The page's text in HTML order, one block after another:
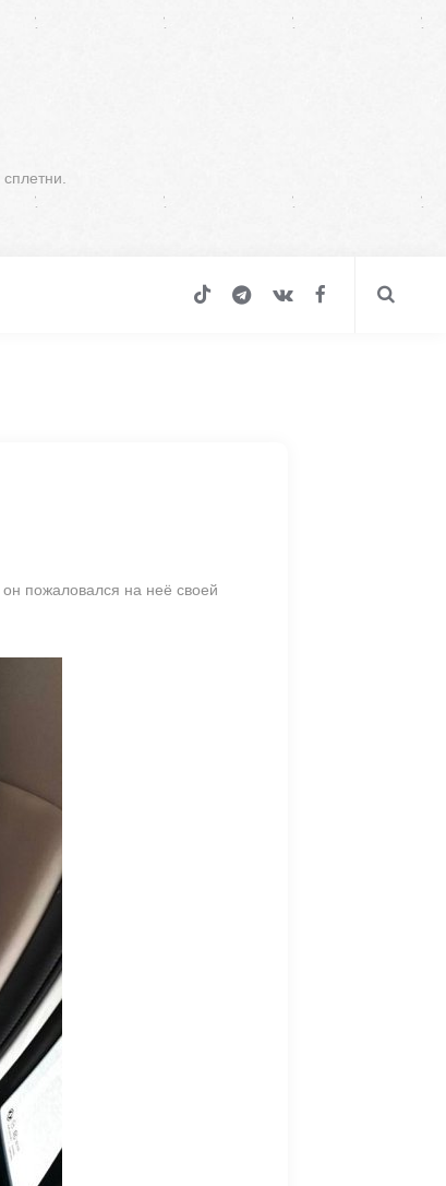
пожаловался на неё своей